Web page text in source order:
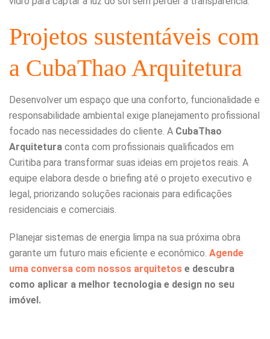
Projetos sustentáveis com
a CubaThao Arquitetura
Desenvolver um espaço que una conforto, funcionalidade e
responsabilidade ambiental exige planejamento profissional
focado nas necessidades do cliente. A CubaThao
Arquitetura conta com profissionais qualificados em
Curitiba para transformar suas ideias em projetos reais. A
equipe elabora desde o briefing até o projeto executivo e
legal, priorizando soluções racionais para edificações
residenciais e comerciais.
Planejar sistemas de energia limpa na sua próxima obra
garante um futuro mais eficiente e econômico. Agende
uma conversa com nossos arquitetos e descubra
como aplicar a melhor tecnologia e design no seu
imóvel.